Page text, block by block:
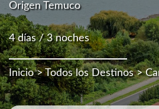
Origen Temuco
4 días / 3 noches
Inicio>Todos los Destinos>